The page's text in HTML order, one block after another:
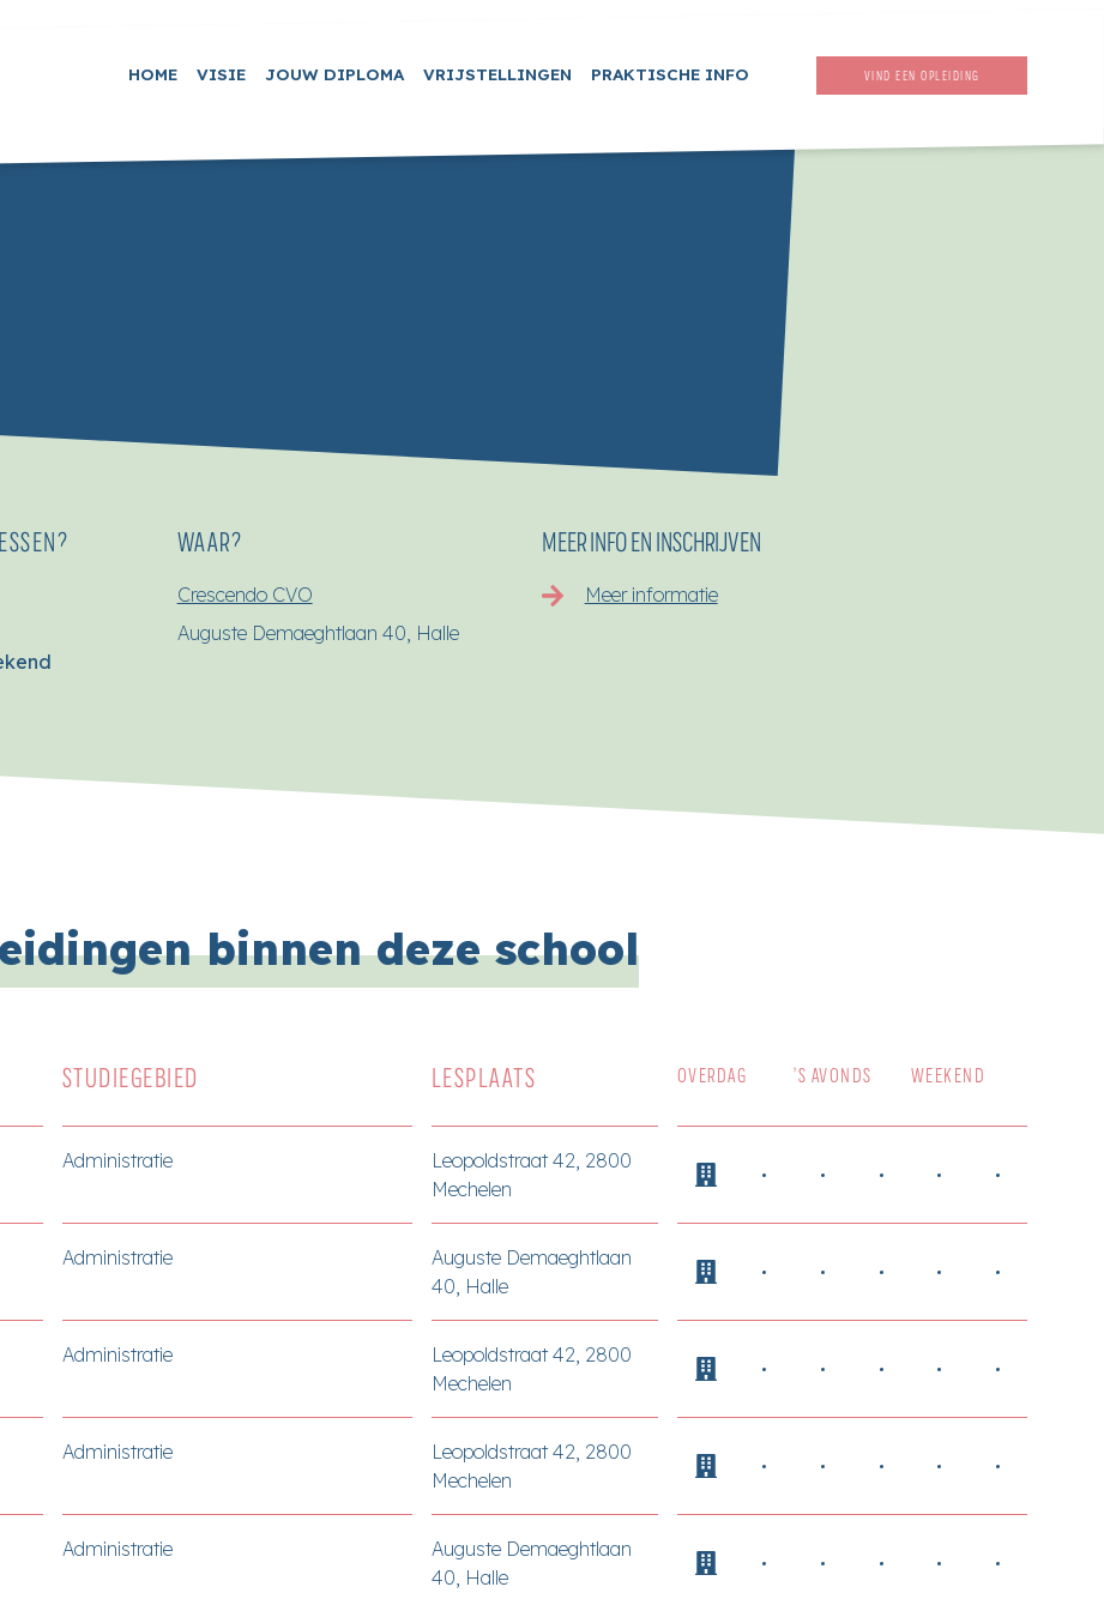
HOME VISIE JOUW DIPLOMA VRIJSTELLINGEN PRAKTISCHE INFO VIND EEN OPLEIDING
WAAR?
Crescendo CVO
Auguste Demaeghtlaan 40, Halle
MEER INFO EN INSCHRIJVEN
Meer informatie
binnen deze school
STUDIEGEBIED LESPLAATS OVERDAG ’S AVONDS WEEKEND
Administratie
Leopoldstraat 42, 2800
Mechelen
Administratie
Auguste Demaeghtlaan
40, Halle
Administratie
Leopoldstraat 42, 2800
Mechelen
Administratie
Leopoldstraat 42, 2800
Mechelen
Administratie
Auguste Demaeghtlaan
40, Halle